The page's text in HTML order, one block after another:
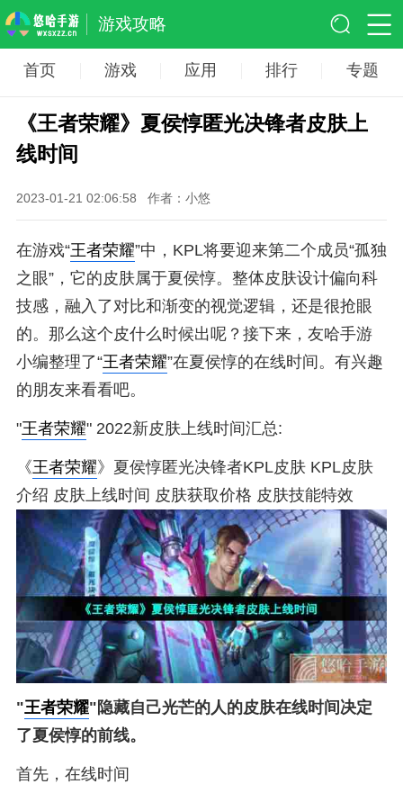
游戏攻略
首页 游戏 应用 排行 专题
《王者荣耀》夏侯惇匿光决锋者皮肤上
线时间
2023-01-21 02:06:58 作者：小悠
在游戏“王者荣耀”中，KPL将要迎来第二个成员“孤独
之眼”，它的皮肤属于夏侯惇。整体皮肤设计偏向科
技感，融入了对比和渐变的视觉逻辑，还是很抢眼
的。那么这个皮什么时候出呢？接下来，友哈手游
小编整理了“王者荣耀”在夏侯惇的在线时间。有兴趣
的朋友来看看吧。
"王者荣耀" 2022新皮肤上线时间汇总:
《王者荣耀》夏侯惇匿光决锋者KPL皮肤 KPL皮肤
介绍 皮肤上线时间 皮肤获取价格 皮肤技能特效
"王者荣耀"隐藏自己光芒的人的皮肤在线时间决定
了夏侯惇的前线。
首先，在线时间